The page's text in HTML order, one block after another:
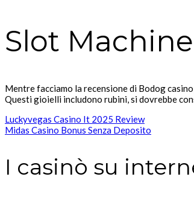
Slot
Mentre facciamo la recensione di Bodog
Questi gioielli includono rubini, si dovrebbe
Luckyvegas Casino It 2025 Review
Midas Casino Bonus Senza Deposito
I casinò su